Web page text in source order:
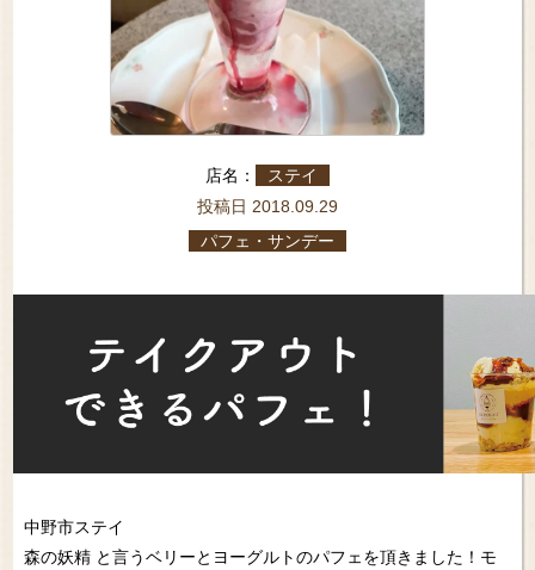
店名： ステイ
投稿日 2018.09.29
パフェ・サンデー
中野市ステイ
森の妖精 と言うベリーとヨーグルトのパフェを頂きました！モ